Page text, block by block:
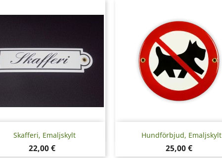
Skafferi, Emaljskylt
Pris
22,00 €
Snabbvy Hundförbjud, Emaljskylt
Pris
25,00 €
Snabbvy